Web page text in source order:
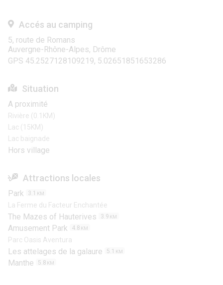
Accés au camping
5, route de Romans
Auvergne-Rhône-Alpes, Drôme
GPS 45.2527128109219, 5.02651851653286
Situation
A proximité
Rivière (0.1KM)
Lac (15KM)
Lac baignade
Hors village
Attractions locales
Park 3.1 KM
La Ferme du Facteur Enchantée
The Mazes of Hauterives 3.9 KM
Amusement Park 4.8 KM
Parc Oasis Aventura
Les attelages de la galaure 5.1 KM
Manthe 5.8 KM